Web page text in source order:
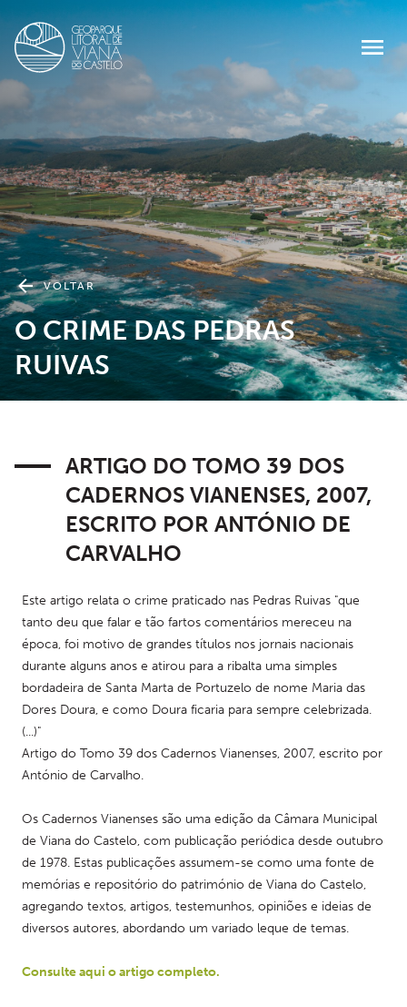
VOLTAR
O CRIME DAS PEDRAS
RUIVAS
ARTIGO DO TOMO 39 DOS
CADERNOS VIANENSES, 2007,
ESCRITO POR ANTÓNIO DE
CARVALHO
Este artigo relata o crime praticado nas Pedras Ruivas "que
tanto deu que falar e tão fartos comentários mereceu na
época, foi motivo de grandes títulos nos jornais nacionais
durante alguns anos e atirou para a ribalta uma simples
bordadeira de Santa Marta de Portuzelo de nome Maria das
Dores Doura, e como Doura ficaria para sempre celebrizada.
(...)"
Artigo do Tomo 39 dos Cadernos Vianenses, 2007, escrito por
António de Carvalho.
Os Cadernos Vianenses são uma edição da Câmara Municipal
de Viana do Castelo, com publicação periódica desde outubro
de 1978. Estas publicações assumem-se como uma fonte de
memórias e repositório do património de Viana do Castelo,
agregando textos, artigos, testemunhos, opiniões e ideias de
diversos autores, abordando um variado leque de temas.
Consulte aqui o artigo completo.